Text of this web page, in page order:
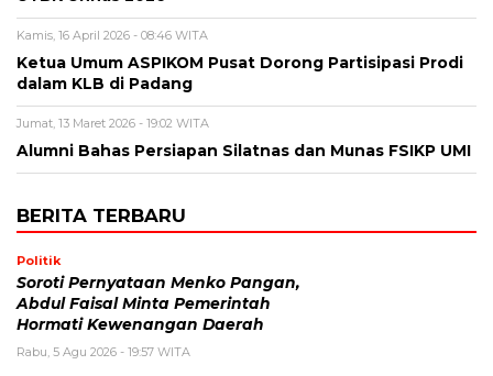
Kamis, 16 April 2026 - 08:46 WITA
Ketua Umum ASPIKOM Pusat Dorong Partisipasi Prodi
dalam KLB di Padang
Jumat, 13 Maret 2026 - 19:02 WITA
Alumni Bahas Persiapan Silatnas dan Munas FSIKP UMI
BERITA TERBARU
Politik
Soroti Pernyataan Menko Pangan,
Abdul Faisal Minta Pemerintah
Hormati Kewenangan Daerah
Rabu, 5 Agu 2026 - 19:57 WITA